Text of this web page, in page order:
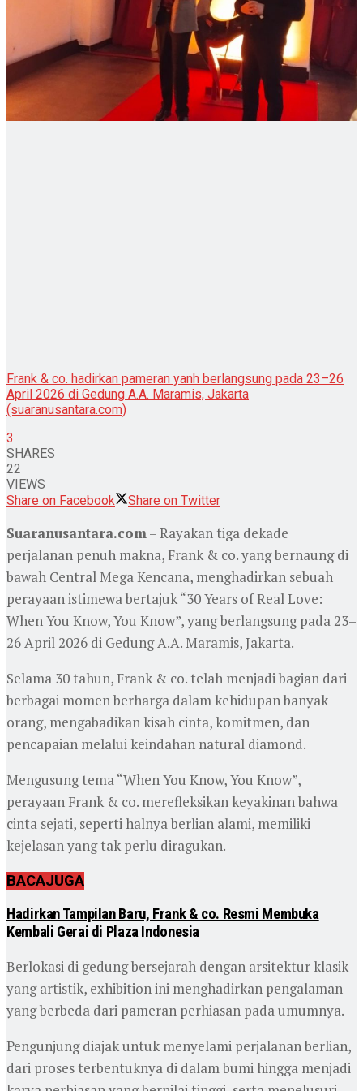
Frank & co. hadirkan pameran yanh berlangsung pada 23–26
April 2026 di Gedung A.A. Maramis, Jakarta
(suaranusantara.com)
3
SHARES
22
VIEWS
Share on Facebook
Share on Twitter
Suaranusantara.com– Rayakan tiga dekade
perjalanan penuh makna, Frank & co. yang bernaung di
bawah Central Mega Kencana, menghadirkan sebuah
perayaan istimewa bertajuk “30 Years of Real Love:
When You Know, You Know”, yang berlangsung pada 23–
26 April 2026 di Gedung A.A. Maramis, Jakarta.
Selama 30 tahun, Frank & co. telah menjadi bagian dari
berbagai momen berharga dalam kehidupan banyak
orang, mengabadikan kisah cinta, komitmen, dan
pencapaian melalui keindahan natural diamond.
Mengusung tema “When You Know, You Know”,
perayaan Frank & co. merefleksikan keyakinan bahwa
cinta sejati, seperti halnya berlian alami, memiliki
kejelasan yang tak perlu diragukan.
BACAJUGA
Hadirkan Tampilan Baru, Frank & co. Resmi Membuka
Kembali Gerai di Plaza Indonesia
Berlokasi di gedung bersejarah dengan arsitektur klasik
yang artistik, exhibition ini menghadirkan pengalaman
yang berbeda dari pameran perhiasan pada umumnya.
Pengunjung diajak untuk menyelami perjalanan berlian,
dari proses terbentuknya di dalam bumi hingga menjadi